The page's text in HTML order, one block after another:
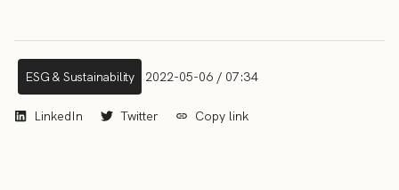
ESG & Sustainability 2022-05-06 / 07:34
LinkedIn Twitter Copy link